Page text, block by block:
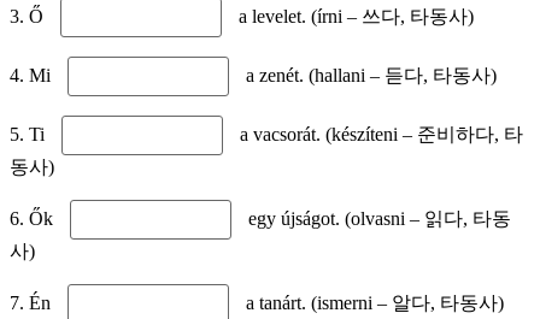
3. Ő a levelet. (írni – 쓰다, 타동사)
4. Mi a zenét. (hallani – 듣다, 타동사)
5. Ti
a vacsorát. (készíteni – 준비하다, 타
동사)
6. Ők
egy újságot. (olvasni – 읽다, 타동
사)
7. Én a tanárt. (ismerni – 알다, 타동사)